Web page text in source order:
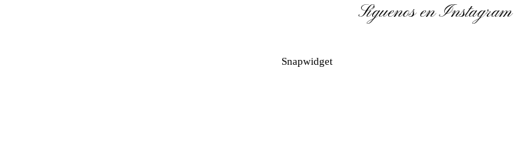
Síguenos en Instagram
Snapwidget